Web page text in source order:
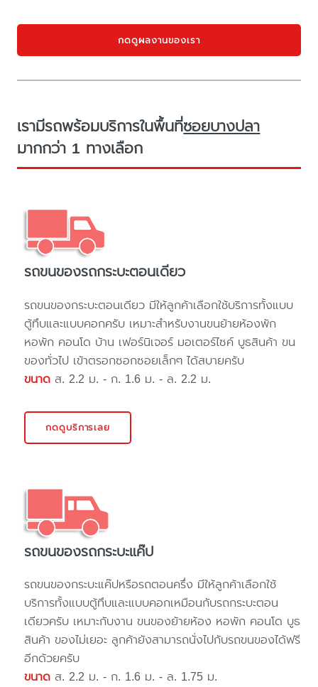
กดดูผลงานของเรา
เรามีรถพร้อมบริการในพื้นที่ซอยบางปลา
มากกว่า 1 ทางเลือก
รถขนของรถกระบะตอนเดียว
รถขนของกระบะตอนเดียว มีให้ลูกค้าเลือกใช้บริการทั้งแบบ
ตู้ทึบและแบบคอกครับ เหมาะสำหรับงานขนย้ายห้องพัก
หอพัก คอนโด บ้าน เฟอร์นิเจอร์ มอเตอร์ไซค์ บูธสินค้า ขน
ของทั่วไป เข้าตรอกซอกซอยเล็กๆ ได้สบายครับ
ขนาด ส. 2.2 ม. - ก. 1.6 ม. - ล. 2.2 ม.
กดดูบริการเลย
รถขนของรถกระบะแค๊ป
รถขนของกระบะแค๊ปหรือรถตอนครึ่ง มีให้ลูกค้าเลือกใช้
บริการทั้งแบบตู้ทึบและแบบคอกเหมือนกับรถกระบะตอน
เดียวครับ เหมาะกับงาน ขนของย้ายห้อง หอพัก คอนโด บูธ
สินค้า ของไม่เยอะ ลูกค้ายังสามารถนั่งไปกับรถขนของได้ฟรี
อีกด้วยครับ
ขนาด ส. 2.2 ม. - ก. 1.6 ม. - ล. 1.75 ม.